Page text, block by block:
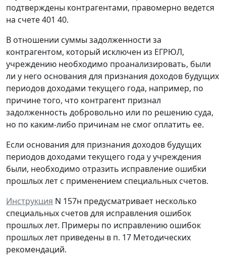
подтверждены контрагентами, правомерно ведется
на счете 401 40.
В отношении суммы задолженности за
контрагентом, который исключен из ЕГРЮЛ,
учреждению необходимо проанализировать, были
ли у него основания для признания доходов будущих
периодов доходами текущего года, например, по
причине того, что контрагент признал
задолженность добровольно или по решению суда,
но по каким-либо причинам не смог оплатить ее.
Если основания для признания доходов будущих
периодов доходами текущего года у учреждения
были, необходимо отразить исправление ошибки
прошлых лет с применением специальных счетов.
Инструкция N 157н предусматривает несколько
специальных счетов для исправления ошибок
прошлых лет. Примеры по исправлению ошибок
прошлых лет приведены в п. 17 Методических
рекомендаций.